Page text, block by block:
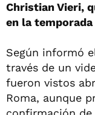
Christian Vieri,
en la
Según informó
través de un
fueron vistos
Roma, aunque